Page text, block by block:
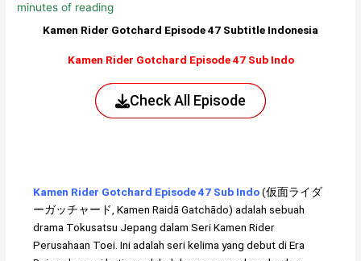
minutes of reading
Kamen Rider Gotchard Episode 47 Subtitle Indonesia
Kamen Rider Gotchard Episode 47 Sub Indo
Check All Episode
Kamen Rider Gotchard Episode 47 Sub Indo(仮面ライダ
ーガッチャード, Kamen Raidā Gatchādo) adalah sebuah
drama Tokusatsu Jepang dalam Seri Kamen Rider
Perusahaan Toei. Ini adalah seri kelima yang debut di Era